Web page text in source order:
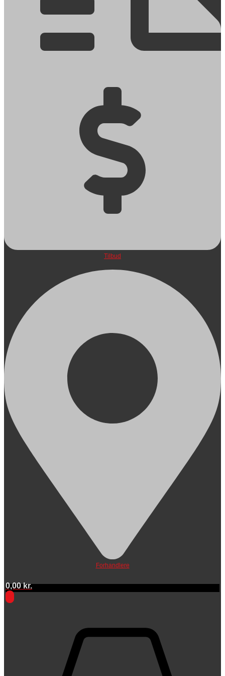
Tilbud
Forhandlere
0,00kr.